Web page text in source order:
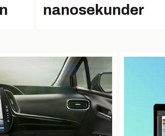
nanosekunder